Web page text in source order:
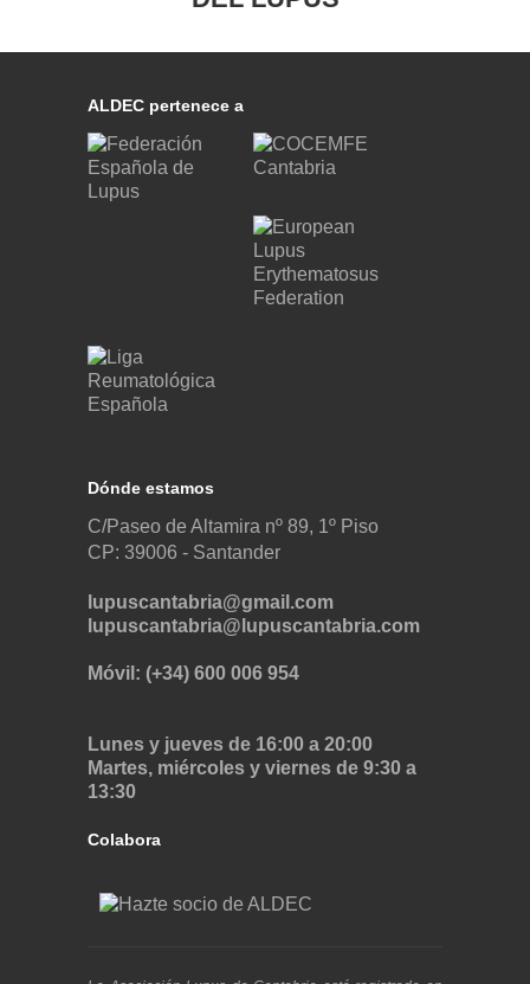
ALDEC pertenece a
Dónde estamos
C/Paseo de Altamira nº 89, 1º Piso
CP: 39006 - Santander
lupuscantabria@gmail.com
lupuscantabria@lupuscantabria.com
Móvil: (+34) 600 006 954
Lunes y jueves de 16:00 a 20:00
Martes, miércoles y viernes de 9:30 a
13:30
Colabora